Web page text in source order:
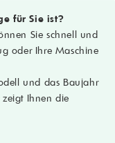
überlegene
das Ölwechselintervall
für Sie ist?
Sie schnell und
oder Ihre Maschine
und das Baujahr
Ihnen die